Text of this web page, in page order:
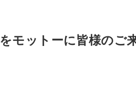
をモットーに皆様のご